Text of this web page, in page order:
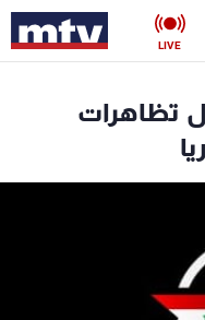
LIVE
تظاهرات